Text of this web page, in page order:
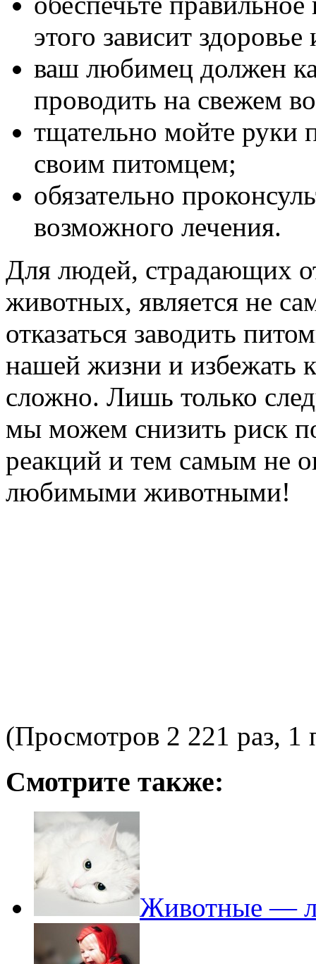
этого зависит
ваш любимец должен
проводить на свежем
тщательно мойте руки
своим питомцем;
обязательно
возможного лечения.
Для людей, страдающих
животных, является не
отказаться заводить
нашей жизни и избежать
сложно. Лишь только
мы можем снизить риск
реакций и тем самым не
любимыми животными!
(Просмотров 2 221 раз, 1
Смотрите также:
Животные —